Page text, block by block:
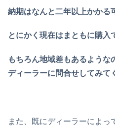
納期はなんと二年以上かかる
とにかく現在はまともに購入
もちろん地域差もあるよう
ディーラーに問合せしてみて
また、既にディーラーによっ